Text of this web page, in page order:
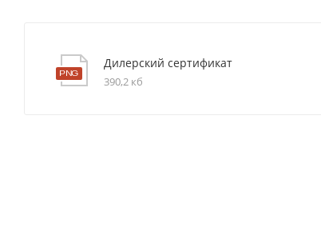
Дилерский сертификат
390,2 кб